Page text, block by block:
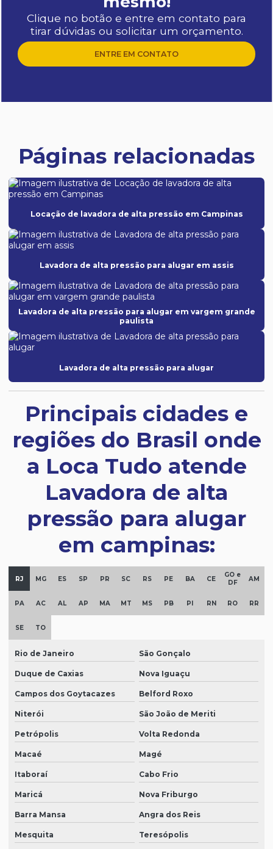
Clique no botão e entre em contato para
tirar dúvidas ou solicitar um orçamento.
ENTRE EM CONTATO
Páginas relacionadas
Locação de lavadora de alta pressão em Campinas
Lavadora de alta pressão para alugar em assis
Lavadora de alta pressão para alugar em vargem grande
paulista
Lavadora de alta pressão para alugar
Principais cidades e
regiões do Brasil onde
a Loca Tudo atende
Lavadora de alta
pressão para alugar
em campinas:
RJ MG ES SP PR SC RS PE BA CE
GO e
DF
AM
PA AC AL AP MA MT MS PB PI RN RO RR
SE TO
Rio de Janeiro São Gonçalo
Duque de Caxias Nova Iguaçu
Campos dos Goytacazes Belford Roxo
Niterói São João de Meriti
Petrópolis Volta Redonda
Macaé Magé
Itaboraí Cabo Frio
Maricá Nova Friburgo
Barra Mansa Angra dos Reis
Mesquita Teresópolis